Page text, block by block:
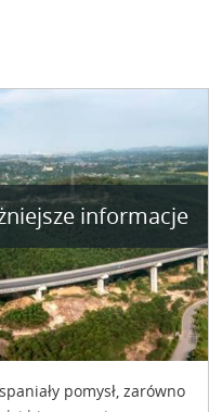
informacje
pomysł, zarówno